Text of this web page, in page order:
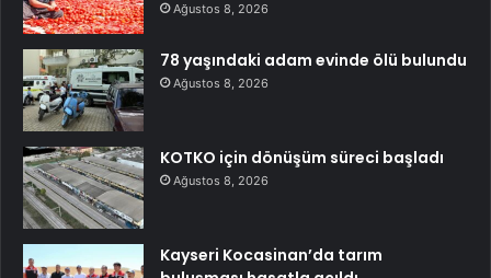
Ağustos 8, 2026
78 yaşındaki adam evinde ölü bulundu
Ağustos 8, 2026
KOTKO için dönüşüm süreci başladı
Ağustos 8, 2026
Kayseri Kocasinan’da tarım